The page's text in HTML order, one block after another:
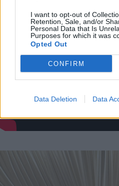
I want to opt-out of
Retention, Sale, and/or
Personal Data that Is
Purposes for which it was
Opted Out
CONFIRM
Data Deletion Data